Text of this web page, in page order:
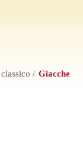
Giacche